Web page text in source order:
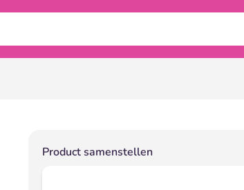
Product samenstellen